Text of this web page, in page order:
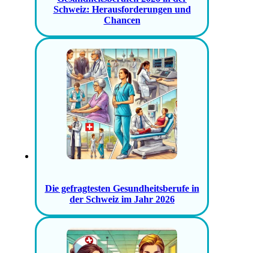
Schweiz: Herausforderungen und
Chancen
Die gefragtesten Gesundheitsberufe in
der Schweiz im Jahr 2026